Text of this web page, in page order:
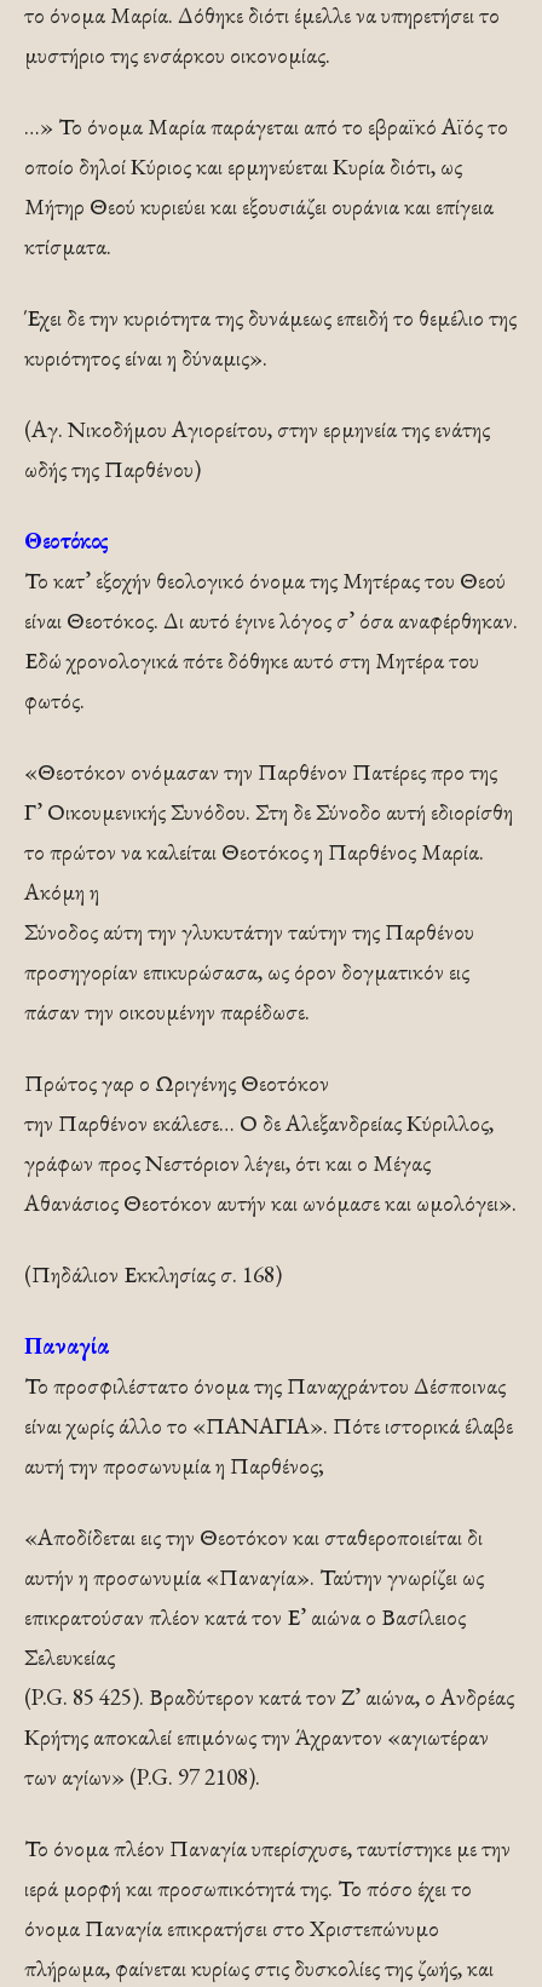
το όνομα Μαρία. Δόθηκε διότι έμελλε να υπηρετήσει το
μυστήριο της ενσάρκου οικονομίας.
…» Το όνομα Μαρία παράγεται από το εβραϊκό Αϊός το
οποίο δηλοί Κύριος και ερμηνεύεται Κυρία διότι, ως
Μήτηρ Θεού κυριεύει και εξουσιάζει ουράνια και επίγεια
κτίσματα.
Έχει δε την κυριότητα της δυνάμεως επειδή το θεμέλιο της
κυριότητος είναι η δύναμις».
(Αγ. Νικοδήμου Αγιορείτου, στην ερμηνεία της ενάτης
ωδής της Παρθένου)
Θεοτόκος
Το κατ’ εξοχήν θεολογικό όνομα της Μητέρας του Θεού
είναι Θεοτόκος. Δι αυτό έγινε λόγος σ’ όσα αναφέρθηκαν.
Εδώ χρονολογικά πότε δόθηκε αυτό στη Μητέρα του
φωτός.
«Θεοτόκον ονόμασαν την Παρθένον Πατέρες προ της
Γ’ Οικουμενικής Συνόδου. Στη δε Σύνοδο αυτή εδιορίσθη
το πρώτον να καλείται Θεοτόκος η Παρθένος Μαρία.
Ακόμη η
Σύνοδος αύτη την γλυκυτάτην ταύτην της Παρθένου
προσηγορίαν επικυρώσασα, ως όρον δογματικόν εις
πάσαν την οικουμένην παρέδωσε.
Πρώτος γαρ ο Ωριγένης Θεοτόκον
την Παρθένον εκάλεσε… Ο δε Αλεξανδρείας Κύριλλος,
γράφων προς Νεστόριον λέγει, ότι και ο Μέγας
Αθανάσιος Θεοτόκον αυτήν και ωνόμασε και ωμολόγει».
(Πηδάλιον Εκκλησίας σ. 168)
Παναγία
Το προσφιλέστατο όνομα της Παναχράντου Δέσποινας
είναι χωρίς άλλο το «ΠΑΝΑΓΙΑ». Πότε ιστορικά έλαβε
αυτή την προσωνυμία η Παρθένος;
«Αποδίδεται εις την Θεοτόκον και σταθεροποιείται δι
αυτήν η προσωνυμία «Παναγία». Ταύτην γνωρίζει ως
επικρατούσαν πλέον κατά τον Ε’ αιώνα ο Βασίλειος
Σελευκείας
(P.G. 85 425). Βραδύτερον κατά τον Ζ’ αιώνα, ο Ανδρέας
Κρήτης αποκαλεί επιμόνως την Άχραντον «αγιωτέραν
των αγίων» (P.G. 97 2108).
Το όνομα πλέον Παναγία υπερίσχυσε, ταυτίστηκε με την
ιερά μορφή και προσωπικότητά της. Το πόσο έχει το
όνομα Παναγία επικρατήσει στο Χριστεπώνυμο
πλήρωμα, φαίνεται κυρίως στις δυσκολίες της ζωής, και